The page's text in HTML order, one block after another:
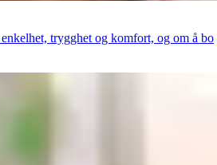
trygghet og komfort, og om å bo